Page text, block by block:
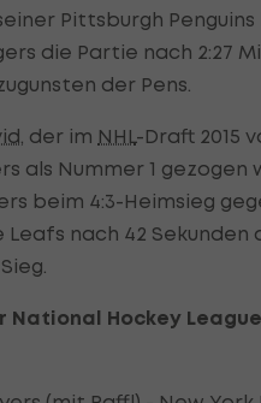
Pittsburgh
die Partie nach 2:27
der Pens.
, der im NHL -Draft 2015
als Nummer 1 gezogen
beim 4:3-Heimsieg
nach 42 Sekunden
National Hockey